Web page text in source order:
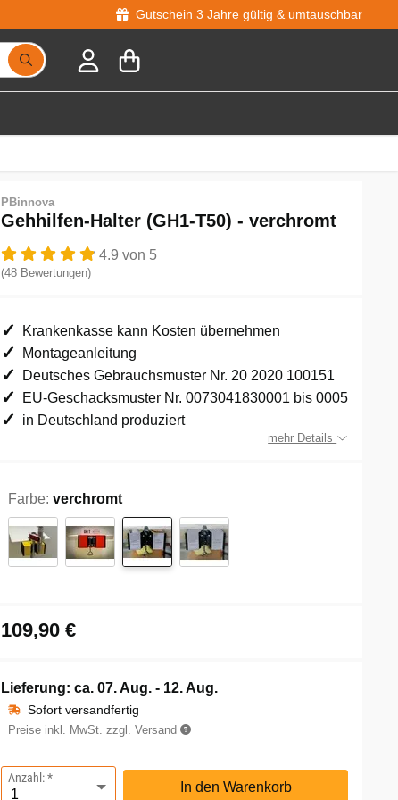
Gutschein 3 Jahre gültig & umtauschbar
PBinnova
Gehhilfen-Halter (GH1-T50) - verchromt
4.9 von 5
(48 Bewertungen)
Krankenkasse kann Kosten übernehmen
Montageanleitung
Deutsches Gebrauchsmuster Nr. 20 2020 100151
EU-Geschacksmuster Nr. 0073041830001 bis 0005
in Deutschland produziert
mehr Details
Farbe: verchromt
109,90 €
Lieferung: ca. 07. Aug. - 12. Aug.
Sofort versandfertig
Preise inkl. MwSt. zzgl. Versand
Anzahl:
In den Warenkorb